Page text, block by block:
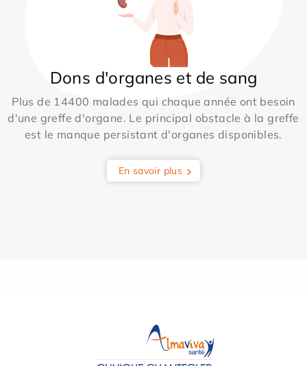
Dons d'organes et de sang
Plus de 14400 malades qui chaque année ont besoin
d'une greffe d'organe. Le principal obstacle à la greffe
est le manque persistant d'organes disponibles.
En savoir plus